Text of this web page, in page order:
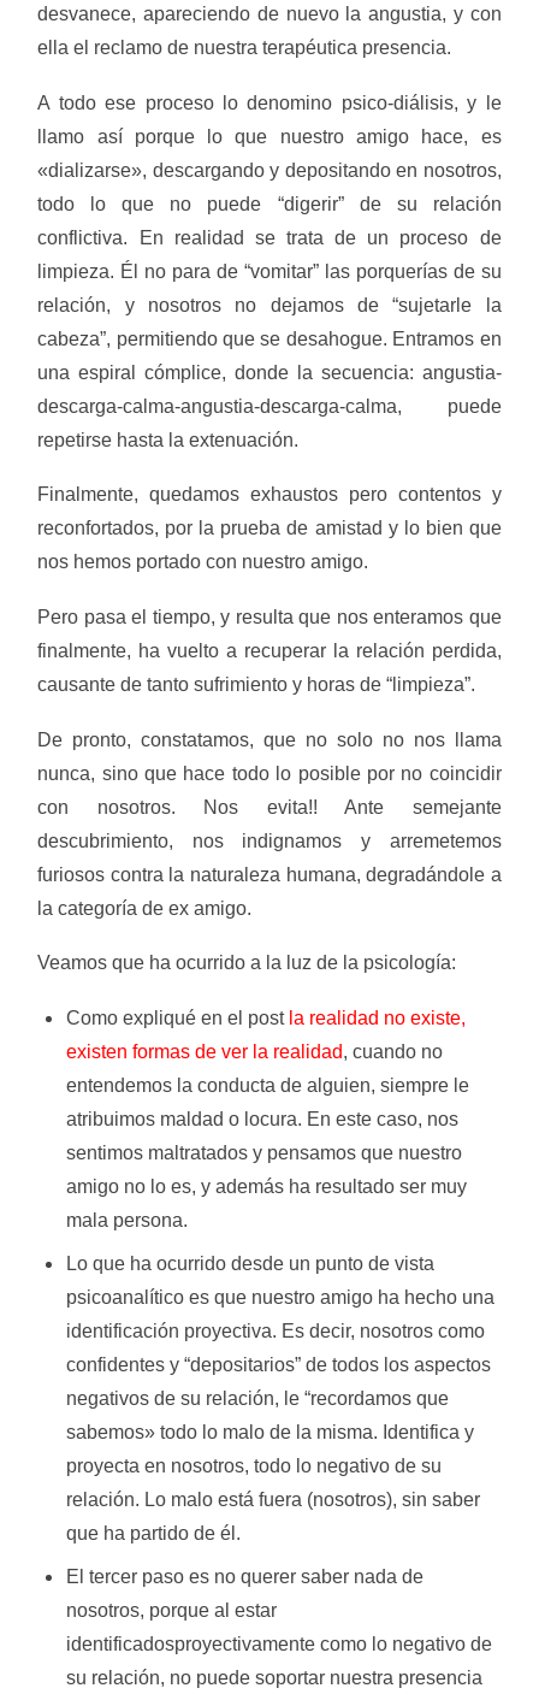
desvanece, apareciendo de nuevo la angustia, y con
ella el reclamo de nuestra terapéutica presencia.
A todo ese proceso lo denomino psico-diálisis, y le
llamo así porque lo que nuestro amigo hace, es
«dializarse», descargando y depositando en nosotros,
todo lo que no puede “digerir” de su relación
conflictiva. En realidad se trata de un proceso de
limpieza. Él no para de “vomitar” las porquerías de su
relación, y nosotros no dejamos de “sujetarle la
cabeza”, permitiendo que se desahogue. Entramos en
una espiral cómplice, donde la secuencia: angustia-
descarga-calma-angustia-descarga-calma, puede
repetirse hasta la extenuación.
Finalmente, quedamos exhaustos pero contentos y
reconfortados, por la prueba de amistad y lo bien que
nos hemos portado con nuestro amigo.
Pero pasa el tiempo, y resulta que nos enteramos que
finalmente, ha vuelto a recuperar la relación perdida,
causante de tanto sufrimiento y horas de “limpieza”.
De pronto, constatamos, que no solo no nos llama
nunca, sino que hace todo lo posible por no coincidir
con nosotros. Nos evita!! Ante semejante
descubrimiento, nos indignamos y arremetemos
furiosos contra la naturaleza humana, degradándole a
la categoría de ex amigo.
Veamos que ha ocurrido a la luz de la psicología:
Como expliqué en el post la realidad no existe,
existen formas de ver la realidad, cuando no
entendemos la conducta de alguien, siempre le
atribuimos maldad o locura. En este caso, nos
sentimos maltratados y pensamos que nuestro
amigo no lo es, y además ha resultado ser muy
mala persona.
Lo que ha ocurrido desde un punto de vista
psicoanalítico es que nuestro amigo ha hecho una
identificación proyectiva. Es decir, nosotros como
confidentes y “depositarios” de todos los aspectos
negativos de su relación, le “recordamos que
sabemos» todo lo malo de la misma. Identifica y
proyecta en nosotros, todo lo negativo de su
relación. Lo malo está fuera (nosotros), sin saber
que ha partido de él.
El tercer paso es no querer saber nada de
nosotros, porque al estar
identificadosproyectivamente como lo negativo de
su relación, no puede soportar nuestra presencia